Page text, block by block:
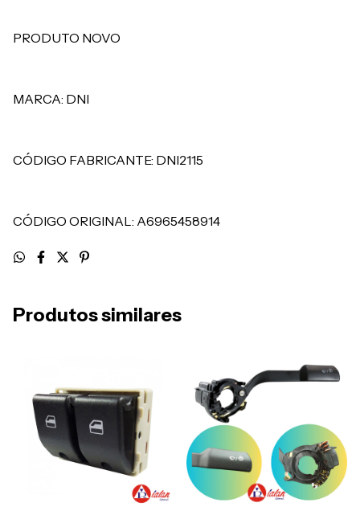
PRODUTO NOVO
MARCA: DNI
CÓDIGO FABRICANTE: DNI2115
CÓDIGO ORIGINAL: A6965458914
Produtos similares